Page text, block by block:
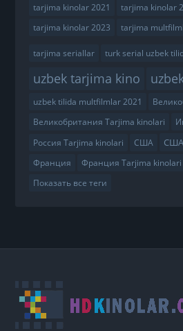
tarjima kinolar 2021
tarjima kinolar
tarjima kinolar 2023
tarjima
tarjima seriallar turk serial uzbek
uzbek tarjima kino
uzbek tilida multfilmlar 2021
Великобритания Tarjima kinolari
Россия Tarjima kinolari
США США
Франция
Франция Tarjima kinolari
Показать все теги